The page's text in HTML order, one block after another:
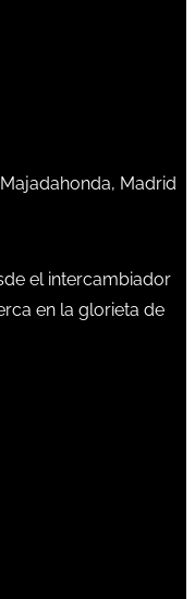
Madrid
el intercambiador
en la glorieta de